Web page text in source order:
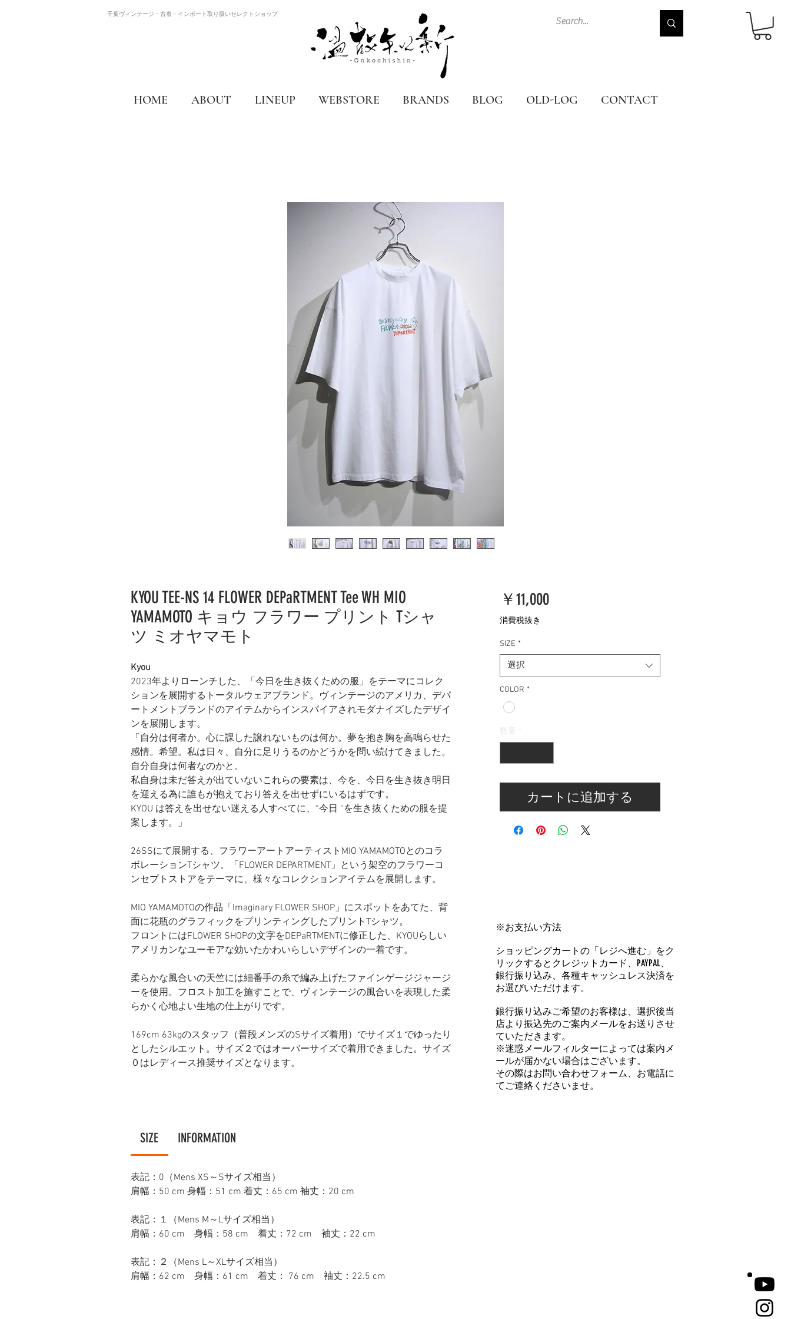
千葉ヴィンテージ・古着・インポート取り扱いセレクトショップ
HOME ABOUT LINEUP WEBSTORE BRANDS BLOG OLD-LOG CONTACT
KYOU TEE-NS 14 FLOWER DEPaRTMENT Tee WH MIO
YAMAMOTO キョウ フラワー プリント Tシャ
ツ ミオヤマモト
Kyou
2023年よりローンチした、「今日を生き抜くための服」をテーマにコレク
ションを展開するトータルウェアブランド。ヴィンテージのアメリカ、デパ
ートメントブランドのアイテムからインスパイアされモダナイズしたデザイ
ンを展開します。
「自分は何者か。心に課した譲れないものは何か。夢を抱き胸を高鳴らせた
感情。希望。私は日々、自分に足りうるのかどうかを問い続けてきました。
自分自身は何者なのかと。
私自身は未だ答えが出ていないこれらの要素は、今を、今日を生き抜き明日
を迎える為に誰もが抱えており答えを出せずにいるはずです。
KYOU は答えを出せない迷える人すべてに、“今日 “を生き抜くための服を提
案します。」
26SSにて展開する、フラワーアートアーティストMIO YAMAMOTOとのコラ
ボレーションTシャツ。「FLOWER DEPARTMENT」という架空のフラワーコ
ンセプトストアをテーマに、様々なコレクションアイテムを展開します。
MIO YAMAMOTOの作品「Imaginary FLOWER SHOP」にスポットをあてた、背
面に花瓶のグラフィックをプリンティングしたプリントTシャツ。
フロントにはFLOWER SHOPの文字をDEPaRTMENTに修正した、KYOUらしい
アメリカンなユーモアな効いたかわいらしいデザインの一着です。
柔らかな風合いの天竺には細番手の糸で編み上げたファインゲージジャージ
ーを使用。フロスト加工を施すことで、ヴィンテージの風合いを表現した柔
らかく心地よい生地の仕上がりです。
169cm 63kgのスタッフ（普段メンズのSサイズ着用）で​サイズ１でゆったり
としたシルエット。サイズ２ではオーバーサイズで着用できました。サイズ
０はレディース推奨サイズとなります。
SIZE INFORMATION
表記：0（Mens XS～Sサイズ相当）
肩幅：50 cm 身幅：51 cm 着丈：65 cm 袖丈：20 cm
表記：１（Mens M～Lサイズ相当）
肩幅：60 cm 身幅：58 cm 着丈：72 cm 袖丈：22 cm
表記：２（Mens L～XLサイズ相当）
肩幅：62 cm 身幅：61 cm 着丈： 76 cm 袖丈：22.5 cm
￥11,000価
消費税抜き
SIZE *
選択
COLOR *
カートに追加する
※お支払い方法
ショッピングカートの「レジへ進む」をク
リックするとクレジットカード、PAYPAL、
銀行振り込み、各種キャッシュレス決済を
お選びいただけます。
銀行振り込みご希望のお客様は、選択後当
店より振込先のご案内メールをお送りさせ
ていただきます。
※迷惑メールフィルターによっては案内メ
ールが届かない場合はございます。
その際はお問い合わせフォーム、お電話に
てご連絡くださいませ。